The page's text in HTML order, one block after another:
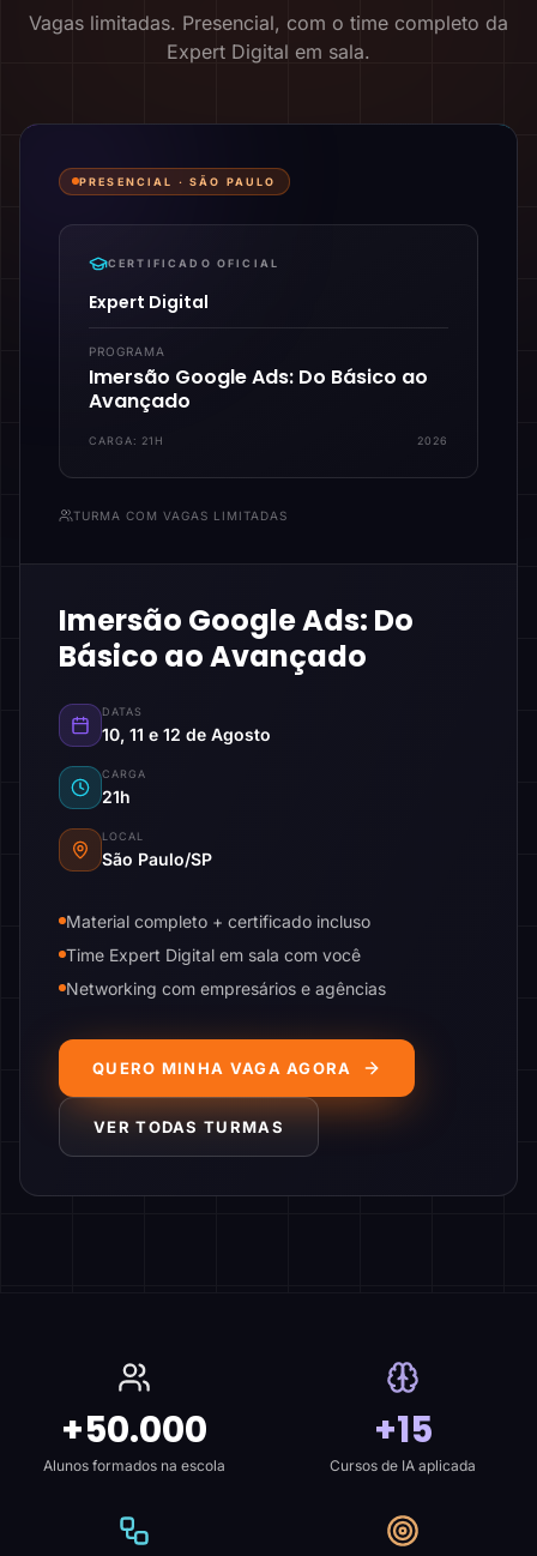
Vagas limitadas. Presencial, com o time completo da
Expert Digital em sala.
PRESENCIAL ·SÃO PAULO
CERTIFICADO OFICIAL
Expert Digital
PROGRAMA
Imersão Google Ads: Do Básico ao
Avançado
CARGA: 21H 2026
TURMA COM VAGAS LIMITADAS
Imersão Google Ads: Do
Básico ao Avançado
DATAS
10, 11 e 12 de Agosto
CARGA
21h
LOCAL
São Paulo/SP
Material completo + certificado incluso
Time Expert Digital em sala com você
Networking com empresários e agências
QUERO MINHA VAGA AGORA
VER TODAS TURMAS
+50.000
Alunos formados na escola
+15
Cursos de IA aplicada